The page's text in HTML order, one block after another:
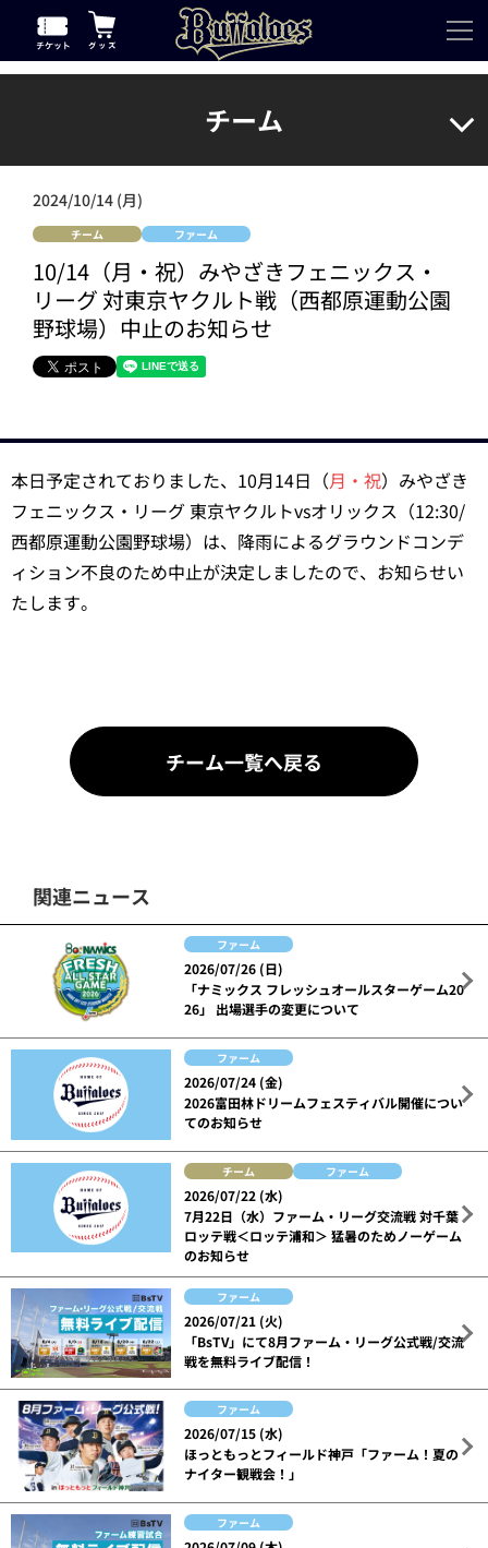
チーム
2024/10/14 (月)
チーム ファーム
10/14（月・祝）みやざきフェニックス・
リーグ 対東京ヤクルト戦（西都原運動公園
野球場）中止のお知らせ
本日予定されておりました、10月14日（月・祝）みやざき
フェニックス・リーグ 東京ヤクルトvsオリックス（12:30/
西都原運動公園野球場）は、降雨によるグラウンドコンデ
ィション不良のため中止が決定しましたので、お知らせい
たします。
チーム一覧へ戻る
関連ニュース
ファーム
2026/07/26 (日)
「ナミックス フレッシュオールスターゲーム20
26」 出場選手の変更について
ファーム
2026/07/24 (金)
2026富田林ドリームフェスティバル開催につい
てのお知らせ
チーム ファーム
2026/07/22 (水)
7月22日（水）ファーム・リーグ交流戦 対千葉
ロッテ戦＜ロッテ浦和＞ 猛暑のためノーゲーム
のお知らせ
ファーム
2026/07/21 (火)
「BsTV」にて8月ファーム・リーグ公式戦/交流
戦を無料ライブ配信！
ファーム
2026/07/15 (水)
ほっともっとフィールド神戸「ファーム！夏の
ナイター観戦会！」
ファーム